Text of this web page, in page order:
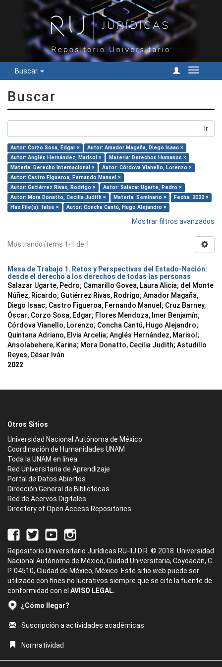
Buscar
Cambiar
Buscar
Ir
Autor: Corzo Sosa, Edgar ×
Autor: Amador Magaña, Diego Isaac ×
Autor: Anglés Hernández, Marisol ×
Materia: Derechos Humanos ×
Materia: Derecho Internacional ×
Autor: Córdova Vianello, Lorenzo ×
Autor: Castro Figueroa, Fernando Manuel ×
Autor: Gutiérrez Rivas, Rodrigo ×
Autor: Salazar Ugarte, Pedro ×
Autor: Mora Donatto, Cecilia Judith ×
Materia: Seminario ×
Fecha: 2022 ×
Has File(s): false ×
Autor: Concha Cantú, Hugo Alejandro ×
Mostrar filtros avanzados
Mostrando ítems 1-1 de 1
Mesa de Trabajo 1. Retos y Perspectivas del Estado-Nación:
desde el derecho a los derechos de todas las personas
Salazar Ugarte, Pedro; Camarillo Govea, Laura Alicia; del Monte
Núñez, Ricardo; Gutiérrez Rivas, Rodrigo; Amador Magaña,
Diego Isaac; Castro Figueroa, Fernando Manuel ; Cruz Barney,
Óscar; Corzo Sosa, Edgar; Flores Mendoza, Imer Benjamín;
Córdova Vianello, Lorenzo; Concha Cantú, Hugo Alejandro;
Quintana Adriano, Elvia Arcelia; Anglés Hernández, Marisol ;
Ansolabehere, Karina; Mora Donatto, Cecilia Judith; Astudillo
Reyes, César Iván
2022
Otros Sitios
Universidad Nacional Autónoma de México
Coordinación de Humanidades UNAM
Toda la UNAM en línea
Red Universitaria de Aprendizaje
Portal de Datos Abiertos
Dirección General de Bibliotecas
Red de Acervos Digitales
Directory of Open Access Repositories
Repositorio Universitario Jurídicas RU-IIJ D.R. © 2018. Universidad
Nacional Autónoma de México, Ciudad Universitaria, Coyoacán, C.
P. 04510, Ciudad de México, México. Este sitio web puede ser
utilizado con fines no lucrativos siempre que se cite la fuente de
conformidad con el AVISO LEGAL.
¿Cómo llegar?
Suscripción a actividades académicas
Normatividad